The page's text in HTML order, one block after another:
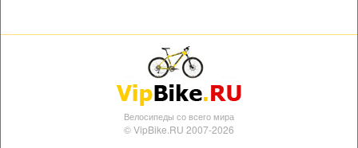
Велосипеды со всего мира
© VipBike.RU 2007-2026